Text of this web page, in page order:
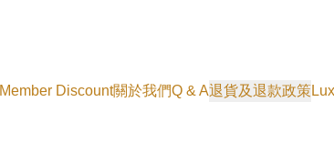
Member Discount關於我們Q & A退貨及退款政策